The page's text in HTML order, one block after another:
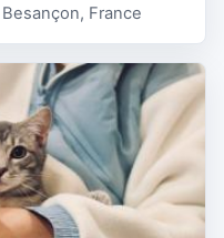
France